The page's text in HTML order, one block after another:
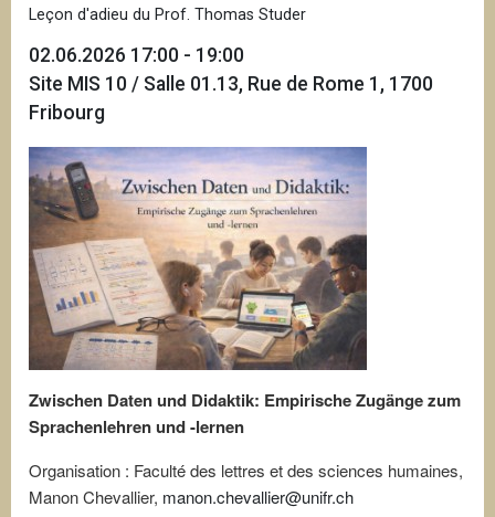
Leçon d'adieu du Prof. Thomas Studer
02.06.2026 17:00 - 19:00
Site MIS 10 / Salle 01.13, Rue de Rome 1, 1700
Fribourg
Zwischen Daten und Didaktik: Empirische Zugänge zum
Sprachenlehren und -lernen
Organisation : Faculté des lettres et des sciences humaines,
Manon Chevallier, manon.chevallier@unifr.ch